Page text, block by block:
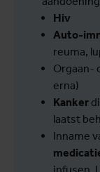
Hiv
Auto-
reuma,
Orgaan-
erna)
Kanker
laatst
Inname